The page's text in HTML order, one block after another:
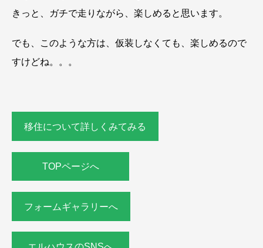
きっと、ガチで走りながら、楽しめると思います。
でも、このような方は、仮装しなくても、楽しめるので
すけどね。。。
移住について詳しくみてみる
TOPページへ
フォームギャラリーへ